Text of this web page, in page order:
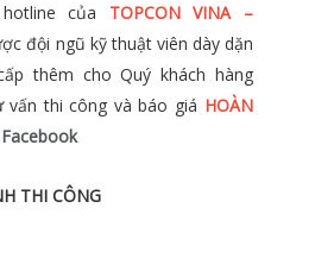
của TOPCON VINA –
đội ngũ kỹ thuật viên dày dặn
thêm cho Quý khách hàng
thi công và báo giá HOÀN
Facebook
THI CÔNG